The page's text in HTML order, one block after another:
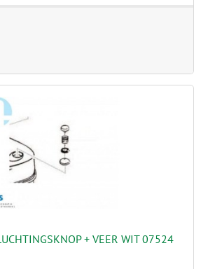
+ VEER WIT 07524